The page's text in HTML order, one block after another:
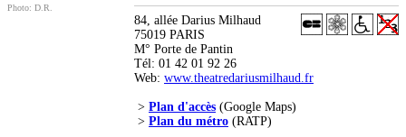
Photo: D.R.
84, allée Darius Milhaud
75019 PARIS
M° Porte de Pantin
Tél: 01 42 01 92 26
Web: www.theatredariusmilhaud.fr
> Plan d'accès (Google Maps)
> Plan du métro (RATP)